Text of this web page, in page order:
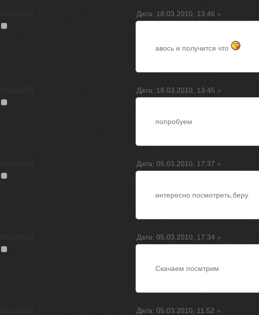
Дата: 18.03.2010, 13:46 »
авось и получится что
Дата: 18.03.2010, 13:45 »
попробуем
Дата: 05.03.2010, 17:37 »
интересно посмотреть,беру
Дата: 05.03.2010, 17:34 »
Скачаем посмтрим
Дата: 05.03.2010, 11:52 »